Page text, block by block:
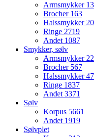
Armsmykker
Brocher 163
Halssmykker
Ringe 2719
Andet 1087
Smykker, sølv
Armsmykker
Brocher 567
Halssmykker
Ringe 1837
Andet3371
Sølv
Korpus 5661
Andet 1919
Sølvplet